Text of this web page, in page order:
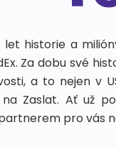
let historie a
Za dobu své
a to nejen v
Zaslat. Ať už
pro vás